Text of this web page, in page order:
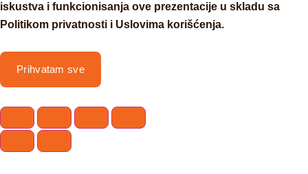
iskustva i funkcionisanja ove prezentacije u skladu sa
Politikom privatnosti i Uslovima korišćenja.
Prihvatam sve